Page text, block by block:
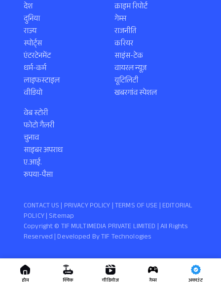
देश
दुनिया
राज्य
स्पोर्ट्स
एंटरटेनमेंट
धर्म-कर्म
लाइफस्टाइल
वीडियो
क्राइम रिपोर्ट
गेम्स
राजनीति
करियर
साइंस-टेक
वायरल न्यूज़
यूटिलिटी
खबरगांव स्पेशल
वेब स्टोरी
फोटो गैलरी
चुनाव
साइबर अपराध
ए.आई.
रुपया-पैसा
Copyright ©️ TIF MULTIMEDIA PRIVATE LIMITED | All Rights
Reserved | Developed ByTIF Technologies
CONTACT US | PRIVACY POLICY |TERMS OF USE | EDITORIAL
POLICY| Sitemap